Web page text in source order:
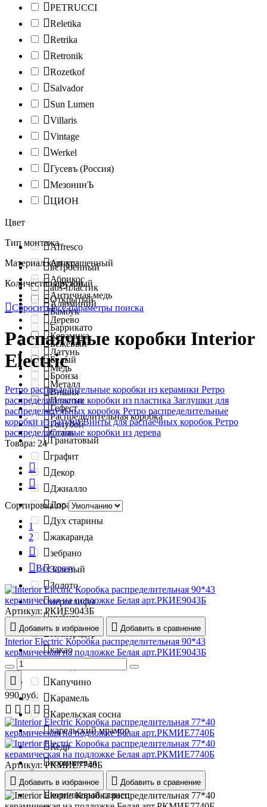
PETRUCCI
Reletika
Retrika
Retronik
Rozetkof
Salvador
Sun Lumen
Villaris
Vintage
Werkel
Гусевъ (Россия)
МезонинЪ
ЦИОН
Цвет
Affresco
Art-крашенный
Абрикос
Античная медь
Бамбук
Баррикато
Бежевый
Белый
Бронза
Вишня
Гефест
Голубой
Гранатовый
графит
Декор
Джиалло
Дорато
Дух старины
жакаранда
зебрано
Зеленый
Золото
иероглифы
имбирь
Имперадор
какао
Капучино
Карамель
Карельская сосна
карельский мрамор
Кедр
коричневая
Коричневый
коричневый глянец
Тип монтажа
встроенный
наружный
Открытый
Материал корпуса
abs-пластик
Алюминий
Дерево
Керамика
Латунь
Медь
Металл
Пластик
Распределительная коробка
Сталь
Количество постов
1
Сбросить все параметры поиска
Распаячные коробки Interior
Electric
Ретро распределительные коробки из керамики Ретро
распределительные коробки из пластика Заглушки для
распределительных коробок Ретро распределительные
коробки из латуни Винты для распаечных коробок Ретро
распределительные коробки из дерева
Товара: 24
Сортировка по
1
2
Все сразу
Артикул:РКИЕ9043Б
Добавить в избранное Добавить в сравнение
Interior Electric Коробка распределительная 90*43
керамическая на подложке Белая арт.РКИЕ9043Б
990руб.
Артикул:РКМИЕ7740Б
Добавить в избранное Добавить в сравнение